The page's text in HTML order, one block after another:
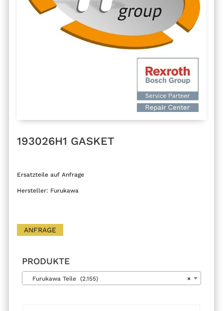
193026H1 GASKET
Ersatzteile auf Anfrage
Hersteller: Furukawa
ANFRAGE
PRODUKTE
×
Furukawa Teile (2.155)